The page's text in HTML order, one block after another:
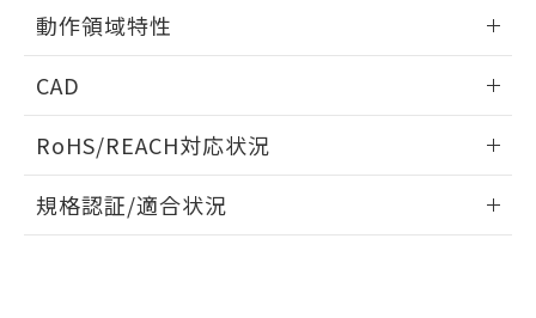
動作領域特性
CAD
ドすることができます。
ログイン/会員登録
RoHS/REACH対応状況
EU RoHS 注意事項・凡例
規格認証/適合状況
また、RoHS指令のフタル酸エステル類４
物質の対応では、対応完了までの期間は出
荷製品に未対応品が混在することから備考
既に当社にて対応品への在庫切替を完了
していることから、特段のことがない限
り、2022年1月12日より割愛しておりま